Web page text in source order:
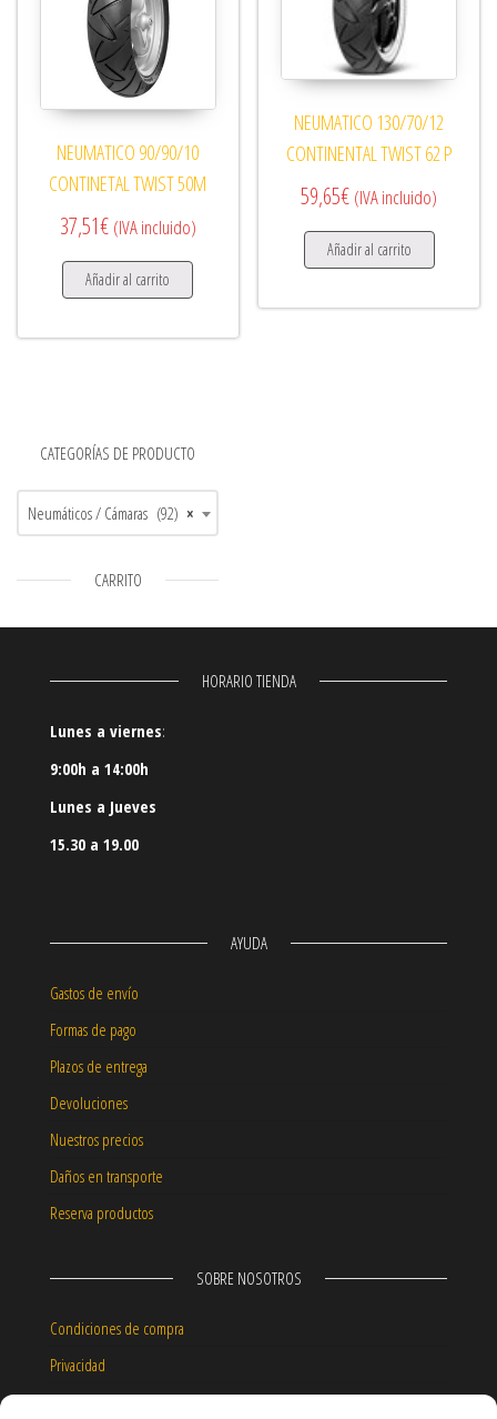
NEUMATICO 90/90/10
CONTINETAL TWIST 50M
37,51€ (IVA incluido)
Añadir al carrito
NEUMATICO 130/70/12
CONTINENTAL TWIST 62 P
59,65€ (IVA incluido)
Añadir al carrito
CATEGORÍAS DE PRODUCTO
×
Neumáticos / Cámaras (92)
CARRITO
HORARIO TIENDA
Lunes a viernes:
9:00h a 14:00h
Lunes a Jueves
15.30 a 19.00
AYUDA
Gastos de envío
Formas de pago
Plazos de entrega
Devoluciones
Nuestros precios
Daños en transporte
Reserva productos
SOBRE NOSOTROS
Condiciones de compra
Privacidad
Aviso legal